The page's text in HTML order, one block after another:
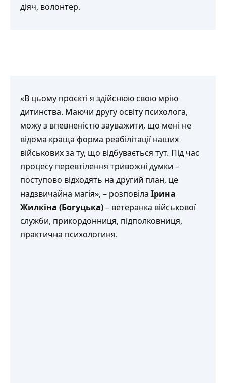
діяч, волонтер.
«В цьому проєкті я здійснюю свою мрію
дитинства. Маючи другу освіту психолога,
можу з впевненістю зауважити, що мені не
відома краща форма реабілітації наших
військових за ту, що відбувається тут. Під час
процесу перевтілення тривожні думки –
поступово відходять на другий план, це
надзвичайна магія», – розповіла Ірина
Жилкіна (Богуцька)– ветеранка військової
служби, прикордонниця, підполковниця,
практична психологиня.